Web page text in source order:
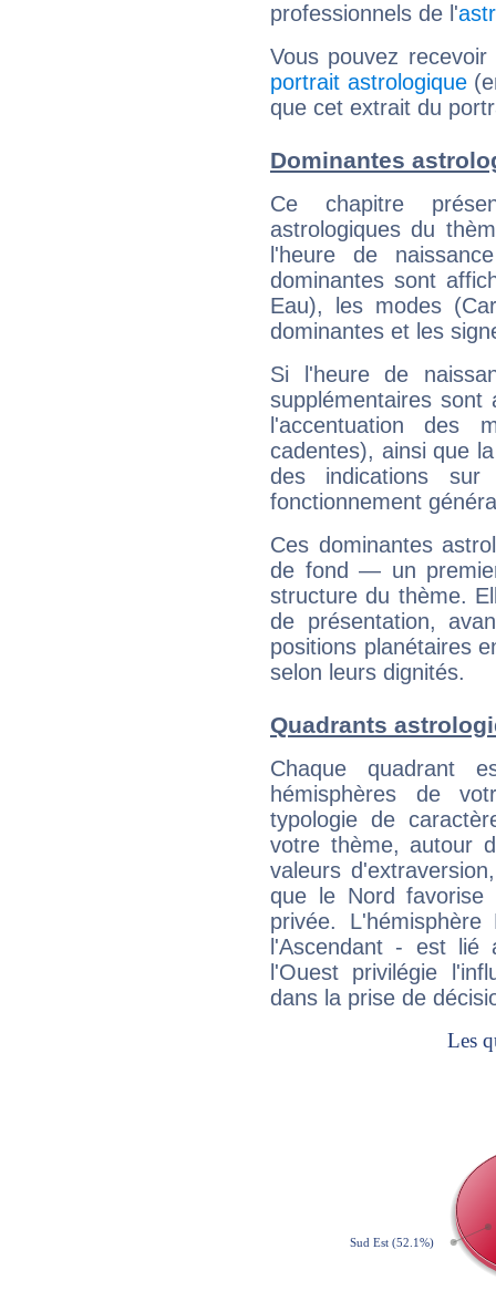
professionnels de l'
Vous pouvez
portrait astrologique
que cet extrait du
Dominantes
Ce chapitre
astrologiques du
l'heure de
dominantes sont
Eau), les modes
dominantes et les
Si l'heure de
supplémentaires sont
l'accentuation des
cadentes), ainsi que
des indications sur
fonctionnement
Ces dominantes
de fond — un
structure du thème.
de présentation,
positions planétaires
selon leurs dignités.
Quadrants
Chaque quadrant
hémisphères de
typologie de
votre thème, autour
valeurs
que le Nord favorise
privée.
l'Ascendant - est
l'Ouest privilégie
dans la prise de